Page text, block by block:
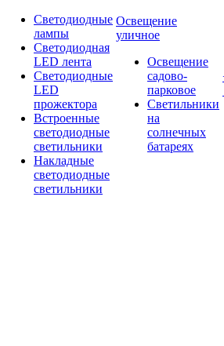
Светодиодные
лампы
Светодиодная
LED лента
Светодиодные
LED
прожектора
Встроенные
светодиодные
светильники
Накладные
светодиодные
светильники
Освещение
уличное
Освещение
садово-
парковое
Светильники
на
солнечных
батареях